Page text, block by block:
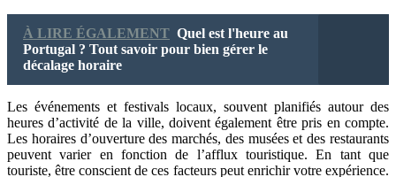
À LIRE ÉGALEMENT Quel est l'heure au
Portugal ? Tout savoir pour bien gérer le
décalage horaire
Les événements et festivals locaux, souvent planifiés autour des
heures d’activité de la ville, doivent également être pris en compte.
Les horaires d’ouverture des marchés, des musées et des restaurants
peuvent varier en fonction de l’afflux touristique. En tant que
touriste, être conscient de ces facteurs peut enrichir votre expérience.